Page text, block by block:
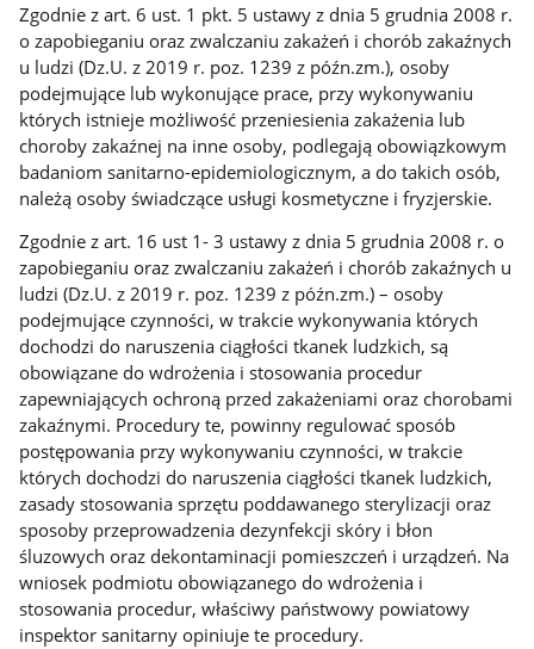
Zgodnie z art. 6 ust. 1 pkt. 5 ustawy z dnia 5 grudnia 2008 r.
o zapobieganiu oraz zwalczaniu zakażeń i chorób zakaźnych
u ludzi (Dz.U. z 2019 r. poz. 1239 z późn.zm.), osoby
podejmujące lub wykonujące prace, przy wykonywaniu
których istnieje możliwość przeniesienia zakażenia lub
choroby zakaźnej na inne osoby, podlegają obowiązkowym
badaniom sanitarno-epidemiologicznym, a do takich osób,
należą osoby świadczące usługi kosmetyczne i fryzjerskie.
Zgodnie z art. 16 ust 1- 3 ustawy z dnia 5 grudnia 2008 r. o
zapobieganiu oraz zwalczaniu zakażeń i chorób zakaźnych u
ludzi (Dz.U. z 2019 r. poz. 1239 z późn.zm.) – osoby
podejmujące czynności, w trakcie wykonywania których
dochodzi do naruszenia ciągłości tkanek ludzkich, są
obowiązane do wdrożenia i stosowania procedur
zapewniających ochroną przed zakażeniami oraz chorobami
zakaźnymi. Procedury te, powinny regulować sposób
postępowania przy wykonywaniu czynności, w trakcie
których dochodzi do naruszenia ciągłości tkanek ludzkich,
zasady stosowania sprzętu poddawanego sterylizacji oraz
sposoby przeprowadzenia dezynfekcji skóry i błon
śluzowych oraz dekontaminacji pomieszczeń i urządzeń. Na
wniosek podmiotu obowiązanego do wdrożenia i
stosowania procedur, właściwy państwowy powiatowy
inspektor sanitarny opiniuje te procedury.